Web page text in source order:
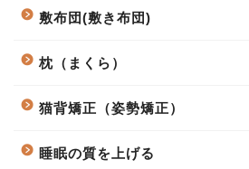
敷布団(敷き布団)
枕（まくら）
猫背矯正（姿勢矯正）
睡眠の質を上げる